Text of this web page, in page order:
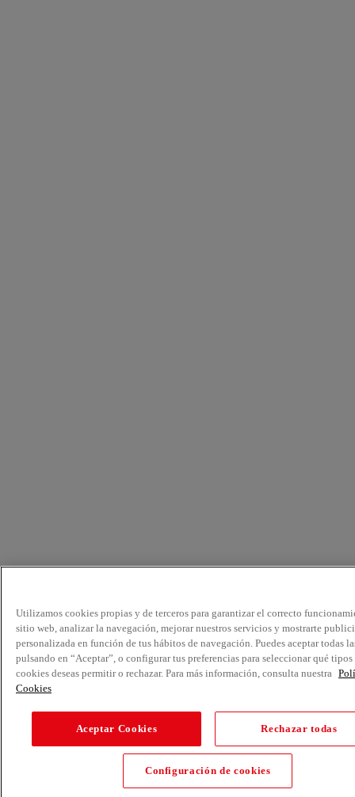
Utilizamos cookies propias y de terceros para garantizar el correcto
sitio web, analizar la navegación, mejorar nuestros servicios y mostrarte
personalizada en función de tus hábitos de navegación. Puedes aceptar todas
pulsando en “Aceptar”, o configurar tus preferencias para seleccionar qué tipos
cookies deseas permitir o rechazar. Para más información, consulta nuestra
Cookies
Aceptar Cookies Rechazar todas
Configuración de cookies